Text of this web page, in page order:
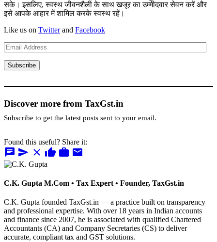
सके। इसलिए, स्वस्थ जीवनशैली के साथ खजूर का उम्मीदवार सेवन करें और
इसे आपके आहार में शामिल करके स्वस्थ रहें।
Like us on Twitterand Facebook
Email
Address
Subscribe
Discover more from TaxGst.in
Subscribe to get the latest posts sent to your email.
Found this useful? Share it:
chat send close thumb_up work mail
C.K. Gupta M.Com • Tax Expert • Founder, TaxGst.in
C.K. Gupta founded TaxGst.in — a practice built on transparency
and professional expertise. With over 18 years in Indian accounts
and finance since 2007, he is associated with qualified Chartered
Accountants (CA) and Company Secretaries (CS) to deliver
accurate, compliant tax and GST solutions.